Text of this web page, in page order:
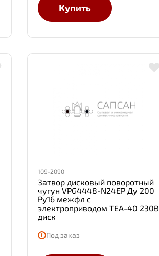
Купить
109-2090
Затвор дисковый поворотный
чугун VPG4448-N24EP Ду 200
Ру16 межфл с
электроприводом TEA-40 230В
диск
Под заказ